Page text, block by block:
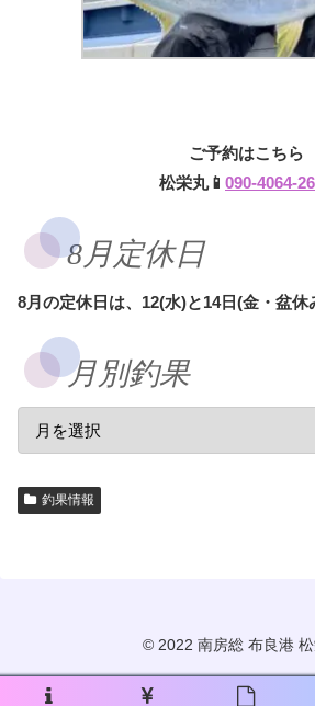
ご予約はこちら
松栄丸📱 090-4064-
8月定休日
8月の定休日は、12(水)と14日(金・盆休
月別釣果
釣果情報
© 2022 南房総 布良港 松